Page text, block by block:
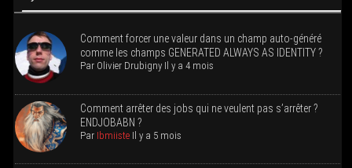
Com­ment for­cer une valeur dans un champ auto-géné­ré
comme les champs GENERATED ALWAYS AS IDENTITY ?
Par Oli­vier Dru­bi­gny Il y a 4 mois
Com­ment arrê­ter des jobs qui ne veulent pas s’ar­rê­ter ?
ENDJOBABN ?
Par Ibmiiste Il y a 5 mois